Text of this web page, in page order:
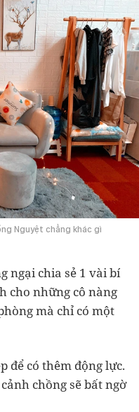
Nguyệt chẳng khác gì
ngại chia sẻ 1 vài bí
cho những cô nàng
mà chỉ có một
để có thêm động lực.
chồng sẽ bất ngờ